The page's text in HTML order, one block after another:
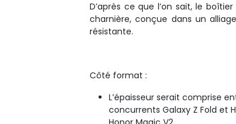
D’après ce que l’on sait, le
charnière, conçue dans un
résistante.
Côté format :
L’épaisseur serait comprise
concurrents Galaxy Z Fold et